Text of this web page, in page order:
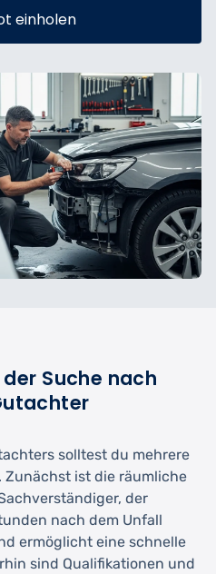
einholen
Suche nach
solltest du mehrere
ist die räumliche
der
nach dem Unfall
ermöglicht eine schnelle
sind Qualifikationen und